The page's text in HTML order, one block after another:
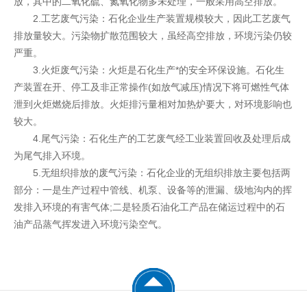
2.工艺废气污染：石化企业生产装置规模较大，因此工艺废气
排放量较大。污染物扩散范围较大，虽经高空排放，环境污染仍较
严重。
3.火炬废气污染：火炬是石化生产*的安全环保设施。石化生
产装置在开、停工及非正常操作(如放气减压)情况下将可燃性气体
泄到火炬燃烧后排放。火炬排污量相对加热炉要大，对环境影响也
较大。
4.尾气污染：石化生产的工艺废气经工业装置回收及处理后成
为尾气排入环境。
5.无组织排放的废气污染：石化企业的无组织排放主要包括两
部分：一是生产过程中管线、机泵、设备等的泄漏、级地沟内的挥
发排入环境的有害气体;二是轻质石油化工产品在储运过程中的石
油产品蒸气挥发进入环境污染空气。